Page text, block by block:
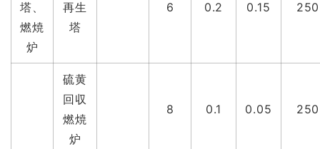
塔、
燃焼
炉
再生
塔
6 0.2 0.15 250
硫黄
回収
燃焼
炉
8 0.1 0.05 250